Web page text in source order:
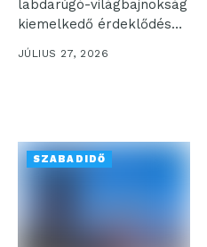
labdarúgó-világbajnokság
kiemelkedő érdeklődés
mellett zajlott a Telekom
JÚLIUS 27, 2026
SZABADIDŐ